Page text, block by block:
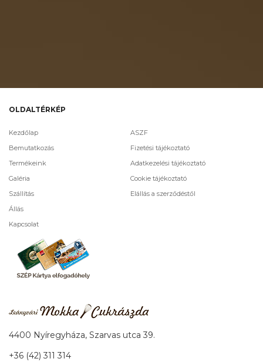
OLDALTÉRKÉP
Kezdőlap
Bemutatkozás
Termékeink
Galéria
Szállítás
Állás
Kapcsolat
ASZF
Fizetési tájékoztató
Adatkezelési tájékoztató
Cookie tájékoztató
Elállás a szerződéstől
4400 Nyíregyháza, Szarvas utca 39.
+36 (42) 311 314